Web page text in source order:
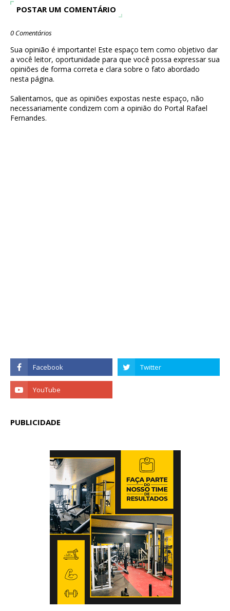
POSTAR UM COMENTÁRIO
0 Comentários
Sua opinião é importante! Este espaço tem como objetivo dar
a você leitor, oportunidade para que você possa expressar sua
opiniões de forma correta e clara sobre o fato abordado
nesta página.
Salientamos, que as opiniões expostas neste espaço, não
necessariamente condizem com a opinião do Portal Rafael
Fernandes.
PUBLICIDADE